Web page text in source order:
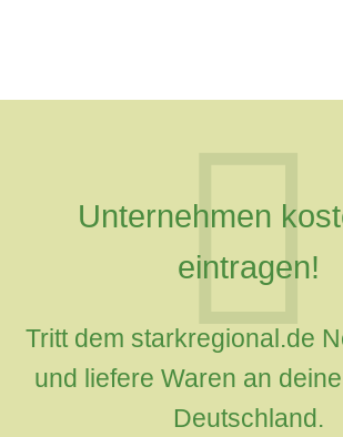
Unternehmen
eintragen!
Tritt dem starkregional.de
und liefere Waren an
Deutschland.